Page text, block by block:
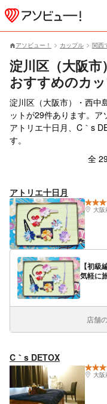
アソビュー！ カップル 関西
淀川区（大阪
おすすめのカ
淀川区（大阪市）・西中
ットが29件あります。
アトリエ十日月、C｀s
す。
全
アトリエ十日月
大阪
【初
気軽に
店舗
C｀s DETOX
大阪